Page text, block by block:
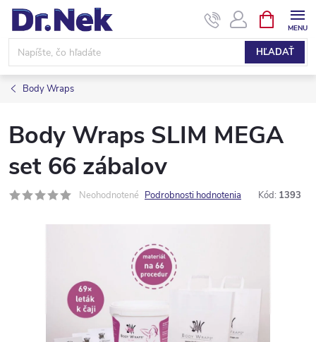
Prejsť
obsah
HĽADAŤ
KOŠÍK
Body Wraps
Body Wraps SLIM MEGA
set 66 zábalov
Neohodnotené Podrobnosti hodnotenia Kód: 1393